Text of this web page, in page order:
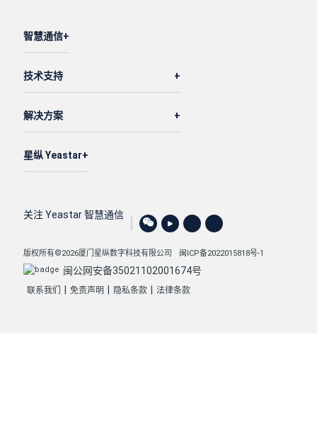
智慧通信
技术支持
解决方案
星纵 Yeastar
关注 Yeastar 智慧通信
版权所有©2026厦门星纵数字科技有限公司 闽ICP备2022015818号-1
闽公网安备35021102001674号
联系我们 免责声明 隐私条款 法律条款